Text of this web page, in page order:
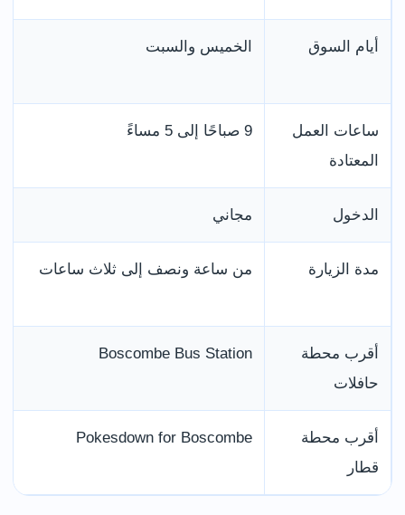
أيام السوق الخميس والسبت
ساعات العمل
المعتادة
9 صباحًا إلى 5 مساءً
الدخول مجاني
مدة الزيارة من ساعة ونصف إلى ثلاث ساعات
أقرب محطة
حافلات
Boscombe Bus Station
أقرب محطة
قطار
Pokesdown for Boscombe